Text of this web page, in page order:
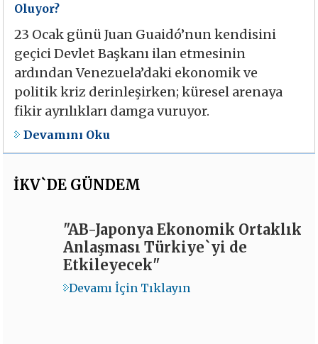
Oluyor?
23 Ocak günü Juan Guaidó’nun kendisini
geçici Devlet Başkanı ilan etmesinin
ardından Venezuela’daki ekonomik ve
politik kriz derinleşirken; küresel arenaya
fikir ayrılıkları damga vuruyor.
Devamını Oku
İKV`DE GÜNDEM
"AB-Japonya Ekonomik Ortaklık
Anlaşması Türkiye`yi de
Etkileyecek"
Devamı İçin Tıklayın